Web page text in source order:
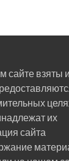
сайте взяты
их
сайта